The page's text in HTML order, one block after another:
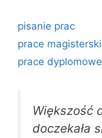
pisanie prac
prace
prace dyplomowe
Większość
doczekała